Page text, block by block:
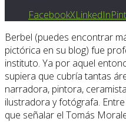
FacebookXLinkedIn
Berbel (puedes encontrar
pictórica en su blog) fue
instituto. Ya por aquel
supiera que cubría tantas
narradora, pintora,
ilustradora y fotógrafa.
que señalar el Tomás